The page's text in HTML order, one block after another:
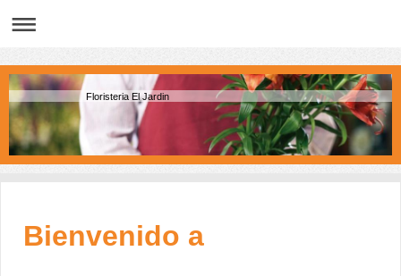
Floristeria El Jardin
Bienvenido a